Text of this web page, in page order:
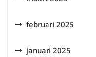
februari 2025
januari 2025